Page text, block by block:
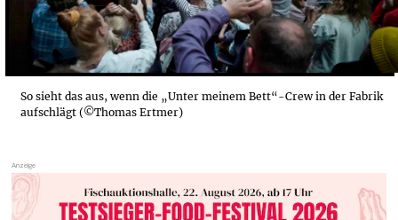
So sieht das aus, wenn die „Unter meinem Bett“-Crew in der Fabrik
aufschlägt (©Thomas Ertmer)